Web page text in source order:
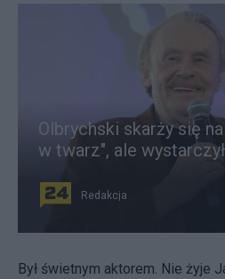
Olbrychski skarży się
w twarz", ale
Redakcja
Był świetnym aktorem. Nie żyje